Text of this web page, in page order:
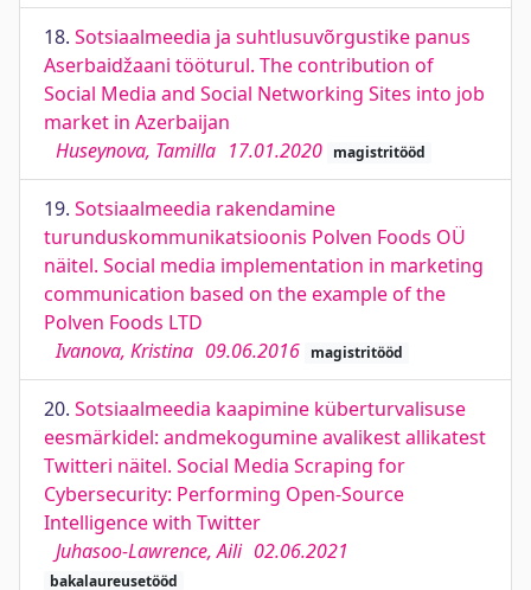
18. Sotsiaalmeedia ja suhtlusuvõrgustike panus
Aserbaidžaani tööturul. The contribution of
Social Media and Social Networking Sites into job
market in Azerbaijan
Huseynova, Tamilla 17.01.2020 magistritööd
19. Sotsiaalmeedia rakendamine
turunduskommunikatsioonis Polven Foods OÜ
näitel. Social media implementation in marketing
communication based on the example of the
Polven Foods LTD
Ivanova, Kristina 09.06.2016 magistritööd
20. Sotsiaalmeedia kaapimine küberturvalisuse
eesmärkidel: andmekogumine avalikest allikatest
Twitteri näitel. Social Media Scraping for
Cybersecurity: Performing Open-Source
Intelligence with Twitter
Juhasoo-Lawrence, Aili 02.06.2021
bakalaureusetööd